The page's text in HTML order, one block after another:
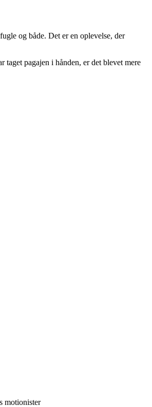
og både. Det er en oplevelse, der
pagajen i hånden, er det blevet mere
motionister